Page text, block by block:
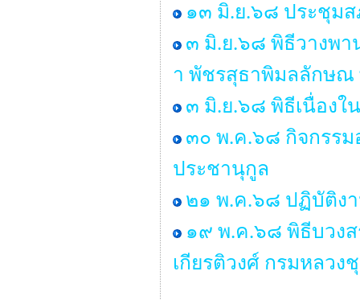
๑๓ มิ.ย.๖๘ ประชุมส
๓ มิ.ย.๖๘ พิธีวางพา
า พัชรสุธาพิมลลักษณ
๓ มิ.ย.๖๘ พิธีเนื่องใ
๓๐ พ.ค.๖๘ กิจกรรม
ประชานุกูล
๒๑ พ.ค.๖๘ ปฏิบัติง
๑๙ พ.ค.๖๘ พิธีบวงส
เกียรติวงศ์ กรมหลว